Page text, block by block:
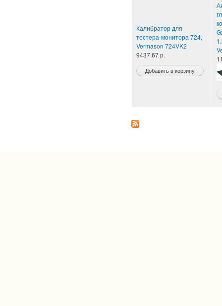
Калибратор для
тестера-монитора 724,
Vermason 724VK2
9437.67 р.